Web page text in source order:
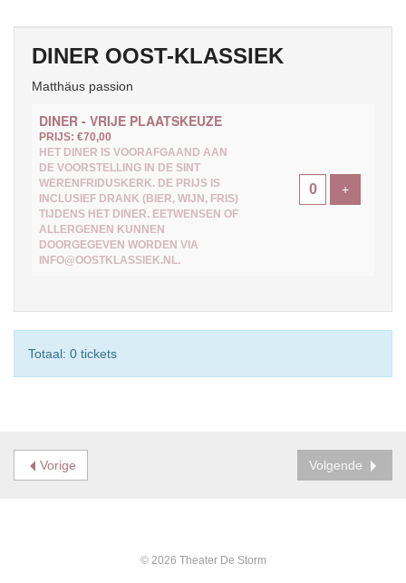
DINER OOST-KLASSIEK
Matthäus passion
DINER - VRIJE PLAATSKEUZE
PRIJS: €70,00
HET DINER IS VOORAFGAAND AAN
DE VOORSTELLING IN DE SINT
WERENFRIDUSKERK. DE PRIJS IS
INCLUSIEF DRANK (BIER, WIJN, FRIS)
TIJDENS HET DINER. EETWENSEN OF
ALLERGENEN KUNNEN
DOORGEGEVEN WORDEN VIA
INFO@OOSTKLASSIEK.NL.
+Voeg
Totaal: 0 tickets
Vorige Volgende
© 2026 Theater De Storm